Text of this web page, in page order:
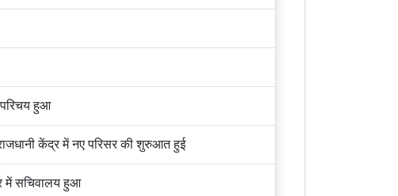
परिचय हुआ
केंद्र में नए परिसर की शुरुआत हुई
में सचिवालय हुआ